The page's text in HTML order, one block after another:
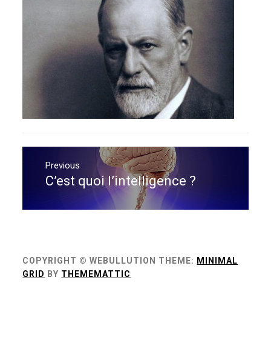
Navigation
l’article
Previous
Previous
C’est quoi l’intelligence ?
COPYRIGHT © WEBULLUTION THEME: MINIMAL
GRID BY THEMEMATTIC